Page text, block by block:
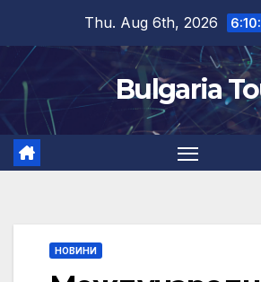
content
Thu. Aug 6th, 2026
Bulgaria
НОВИНИ